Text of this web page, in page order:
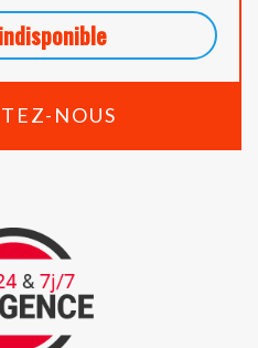
indisponible
NOUS